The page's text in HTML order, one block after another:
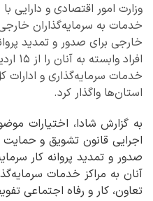
وزارت امور اقتصادی و دارایی
خدمات به سرمایه‌گذاران
خارجی برای صدور و تمدید
خدمات سرمایه‌گذاری و ادارات
استان‌ها واگذار کرد.
اجرایی قانون تشویق و
صدور و تمدید پروانه کار
آنان به مراکز خدمات
تعاون، کار و رفاه اجتماعی